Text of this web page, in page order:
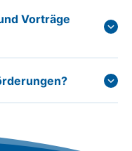
Vorträge